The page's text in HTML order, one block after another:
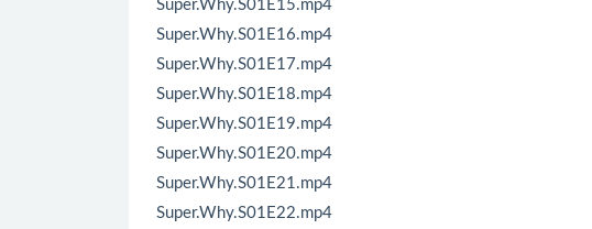
Super.Why.S01E15.mp4
Super.Why.S01E16.mp4
Super.Why.S01E17.mp4
Super.Why.S01E18.mp4
Super.Why.S01E19.mp4
Super.Why.S01E20.mp4
Super.Why.S01E21.mp4
Super.Why.S01E22.mp4